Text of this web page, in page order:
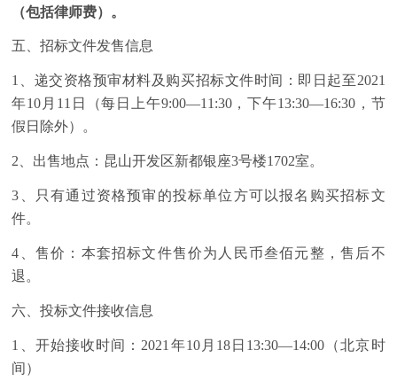
（包括律师费）。
五、招标文件发售信息
1、递交资格预审材料及购买招标文件时间：即日起至2021
年10月11日（每日上午9:00—11:30，下午13:30—16:30，节
假日除外）。
2、出售地点：昆山开发区新都银座3号楼1702室。
3、只有通过资格预审的投标单位方可以报名购买招标文
件。
4、售价：本套招标文件售价为人民币叁佰元整，售后不
退。
六、投标文件接收信息
1、开始接收时间：2021年10月18日13:30—14:00（北京时
间）